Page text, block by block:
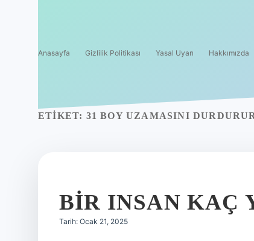
Anasayfa Gizlilik Politikası Yasal Uyarı Hakkımızda
ETIKET: 31 BOY UZAMASINI
BIR INSAN KAÇ
Tarih: Ocak 21, 2025